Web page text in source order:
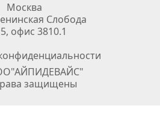
защищены
Москва
Слобода
офис 3810.1